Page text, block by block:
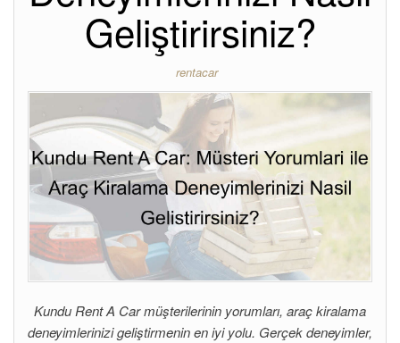
Geliştirirsiniz?
rentacar
Kundu Rent A Car müşterilerinin yorumları, araç kiralama
deneyimlerinizi geliştirmenin en iyi yolu. Gerçek deneyimler,